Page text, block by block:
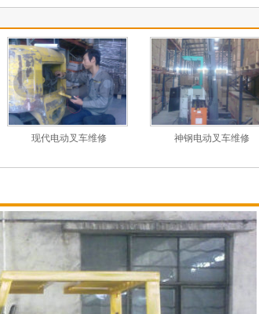
现代电动叉车维修 神钢电动叉车维修